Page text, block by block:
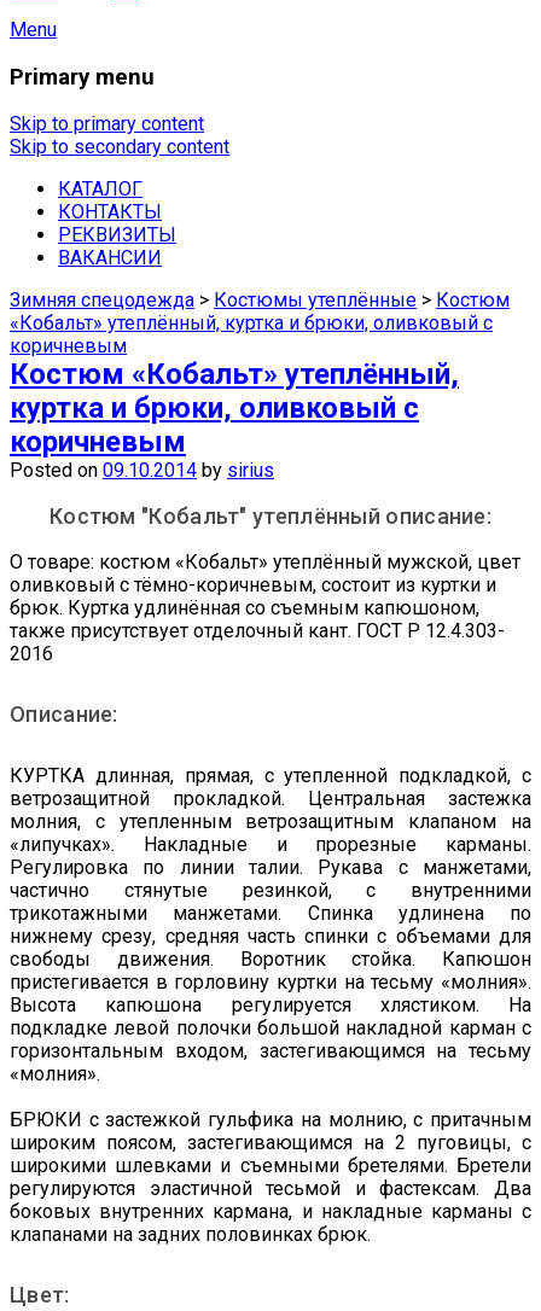
Menu
Спецодежда в Самаре —
магазины Сириус
Купить спецодежду, спецобувь,
средства защиты недорого можно в
наших магазинах в Самаре.
Primary menu
Skip to primary content
Skip to secondary content
КАТАЛОГ
КОНТАКТЫ
РЕКВИЗИТЫ
ВАКАНСИИ
Зимняя спецодежда > Костюмы утеплённые > Костюм
«Кобальт» утеплённый, куртка и брюки, оливковый с
коричневым
Костюм «Кобальт» утеплённый,
куртка и брюки, оливковый с
коричневым
Posted on 09.10.2014 by sirius
Костюм "Кобальт" утеплённый описание:
О товаре: костюм «Кобальт» утеплённый мужской, цвет
оливковый с тёмно-коричневым, состоит из куртки и
брюк. Куртка удлинённая со съемным капюшоном,
также присутствует отделочный кант. ГОСТ Р 12.4.303-
2016
Описание:
КУРТКА длинная, прямая, с утепленной подкладкой, с
ветрозащитной прокладкой. Центральная застежка
молния, с утепленным ветрозащитным клапаном на
«липучках». Накладные и прорезные карманы.
Регулировка по линии талии. Рукава с манжетами,
частично стянутые резинкой, с внутренними
трикотажными манжетами. Спинка удлинена по
нижнему срезу, средняя часть спинки с объемами для
свободы движения. Воротник стойка. Капюшон
пристегивается в горловину куртки на тесьму «молния».
Высота капюшона регулируется хлястиком. На
подкладке левой полочки большой накладной карман с
горизонтальным входом, застегивающимся на тесьму
«молния».
БРЮКИ с застежкой гульфика на молнию, с притачным
широким поясом, застегивающимся на 2 пуговицы, с
широкими шлевками и съемными бретелями. Бретели
регулируются эластичной тесьмой и фастексам. Два
боковых внутренних кармана, и накладные карманы с
клапанами на задних половинках брюк.
Цвет: